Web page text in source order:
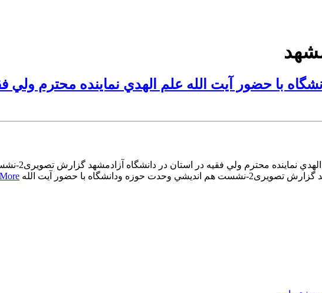
ودانشگاه با حضور آيت الله علم الهدي نماينده محترم
گزارش تصویری2-
با حضور آيت الله